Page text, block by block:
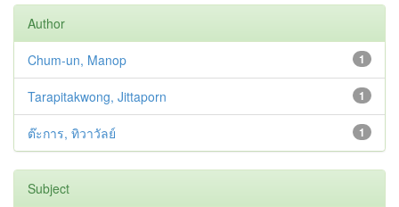
Author
1
Chum-un, Manop
1
Tarapitakwong, Jittaporn
1
ต๊ะการ, ทิวาวัลย์
Subject